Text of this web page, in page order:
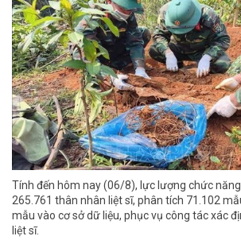
Tính đến hôm nay (06/8), lực lượng chức
265.761 thân nhân liệt sĩ, phân tích 71.102
mẫu vào cơ sở dữ liệu, phục vụ công tác xác
liệt sĩ.